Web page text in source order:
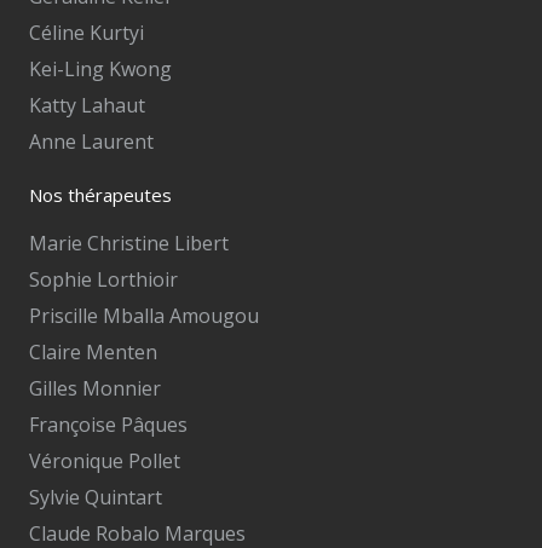
Céline Kurtyi
Kei-Ling Kwong
Katty Lahaut
Anne Laurent
Nos thérapeutes
Marie Christine Libert
Sophie Lorthioir
Priscille Mballa Amougou
Claire Menten
Gilles Monnier
Françoise Pâques
Véronique Pollet
Sylvie Quintart
Claude Robalo Marques